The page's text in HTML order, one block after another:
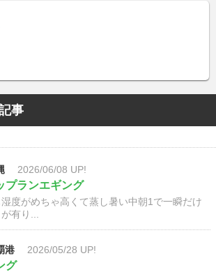
事
2026/06/08 UP!
プランエギング
度がめちゃ高くて蒸し暑い中朝1で一瞬だけ
有り...
港 2026/05/28 UP!
グ